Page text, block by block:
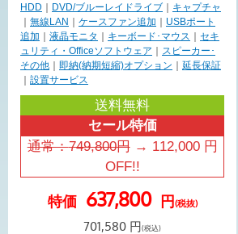
HDD
DVD/ブルーレイドライブ
キャプチャ
無線LAN ケースファン追加
USBポート
追加
液晶モニタ キーボード･マウス
セキ
ュリティ・Officeソフトウェア
スピーカー･
その他
即納(納期短縮)オプション
延長保証
設置サービス
送料無料
セール特価
通常：749,800円→ 112,000円
OFF!!
特価 637,800 円(税抜)
701,580 円(税込)